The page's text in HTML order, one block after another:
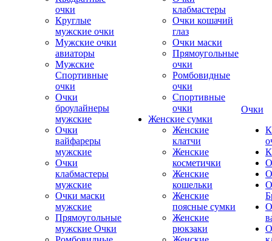
очки
Круглые
мужские очки
Мужские очки
авиаторы
Мужские
Спортивные
очки
Очки
броулайнеры
мужские
Очки
вайфареры
мужские
Очки
клабмастеры
мужские
Очки маски
мужские
Прямоугольные
мужские Очки
клабмастеры
Очки кошачий
глаз
Очки маски
Прямоугольные
очки
Ромбовидные
очки
Спортивные
очки
Женские сумки
Женские
клатчи
Женские
косметички
Женские
кошельки
Женские
поясные сумки
Женские
рюкзаки
Очки